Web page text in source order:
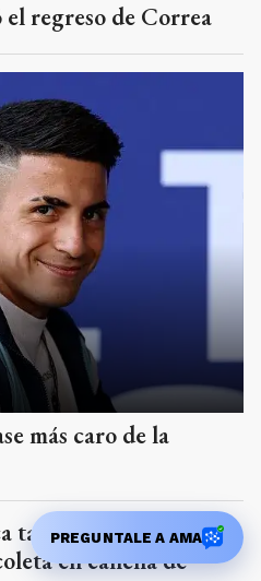
regreso de Correa
más caro de la
también enfrentaría a
en cancha de
PREGUNTALE A AMA